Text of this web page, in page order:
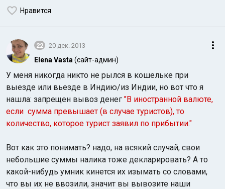
Нравится
22 20 дек. 2013
Elena Vasta (сайт-админ)
У меня никогда никто не рылся в кошельке при
выезде или вьезде в Индию/из Индии, но вот что я
нашла: запрещен вывоз денег "В иностранной валюте,
если сумма превышает (в случае туристов), то
количество, которое турист заявил по прибытии."
Вот как это понимать? надо, на всякий случай, свои
небольшие суммы налика тоже декларировать? А то
какой-нибудь умник кинется их изымать со словами,
что вы их не ввозили, значит вы вывозите наши